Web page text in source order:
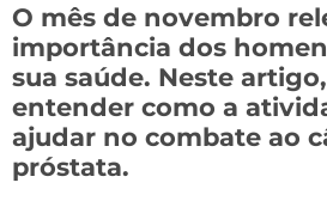
O mês de novembro
importância dos
sua saúde. Neste
entender como a
ajudar no combate ao
próstata.